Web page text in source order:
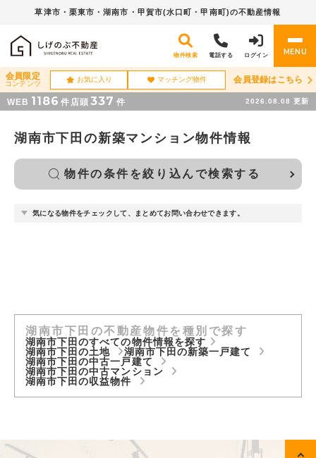
草津市・栗東市・湖南市・ 甲賀市(水口町・甲南町)の不動産情報
物件検索 電話する ログイン MENU
会員限定
コンテンツ
お気に入り マッチング物件 会員登録はこちら
WEB 1186 件 店頭 337 件 2026.08.08 更新
湖南市下田の新築マンション物件情報
物件の条件を絞り込んで検索する
気になる物件をチェックして、まとめてお問い合わせできます。
湖南市下田の不動産物件を種別で探す
湖南市下田のすべての物件情報を探す
湖南市下田の土地
湖南市下田の新築一戸建て
湖南市下田の中古一戸建て
湖南市下田の中古マンション
湖南市下田の収益物件